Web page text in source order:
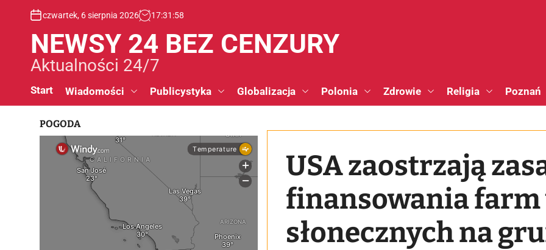
czwartek, 6 sierpnia 2026 17:31 :58
NEWSY 24 BEZ CENZURY
Aktualności 24/7
Start Wiadomości Publicystyka Globalizacja Polonia Zdrowie Religia Poznań
USA zaostrzają
finansowania
słonecznych na
POGODA